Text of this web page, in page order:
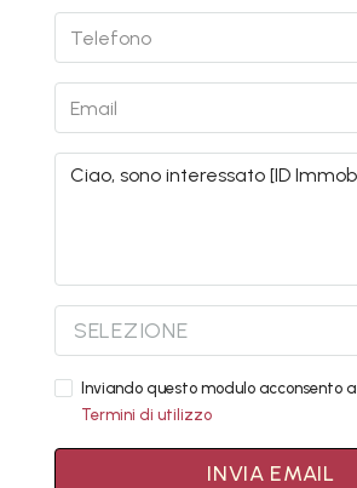
SELEZIONE
Inviando questo modulo acconsento a
Termini di utilizzo
INVIA EMAIL